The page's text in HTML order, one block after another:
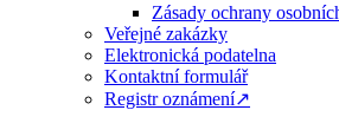
Zásady ochrany
Veřejné zakázky
Elektronická podatelna
Kontaktní formulář
Registr oznámení↗